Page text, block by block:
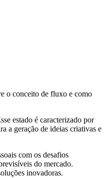
o conceito de fluxo e como
estado é caracterizado por
a geração de ideias criativas e
com os desafios
do mercado.
inovadoras.